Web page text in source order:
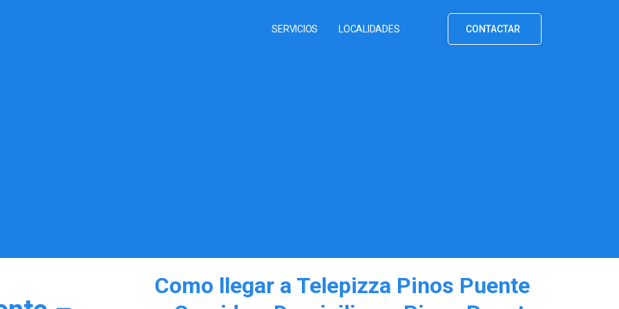
SERVICIOS LOCALIDADES CONTACTAR
Como llegar a Telepizza Pinos Puente